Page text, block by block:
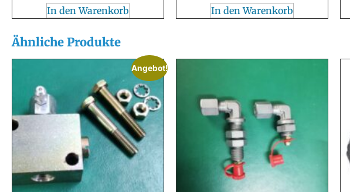
In den Warenkorb In den Warenkorb
Ähnliche Produkte
Angebot!